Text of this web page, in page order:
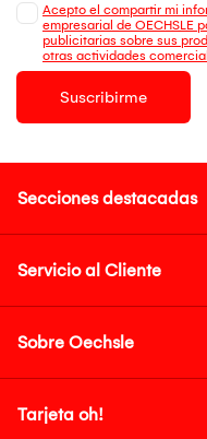
Acepto el compartir mi
empresarial de OECHSLE
publicitarias sobre sus
otras actividades
Suscribirme
Secciones destacadas
Servicio al Cliente
Sobre Oechsle
Tarjeta oh!